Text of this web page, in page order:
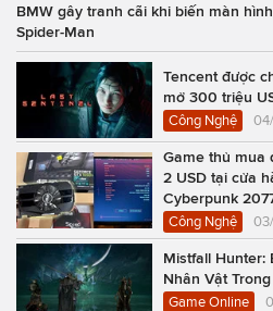
BMW gây tranh cãi khi biến màn
Spider-Man
Tencent được
mở 300 triệu
Công Nghệ
Game thủ mua
2 USD tại cửa
Cyberpunk
Công Nghệ
Mistfall Hunter:
Nhân Vật
Game Online